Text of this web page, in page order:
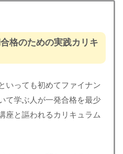
格のための実践カリキ
いっても初めてファイナン
て学ぶ人が一発合格を最少
座と謳われるカリキュラム